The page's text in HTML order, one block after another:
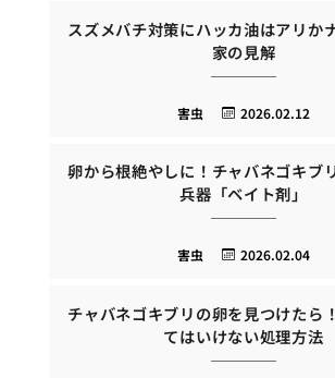
スズメバチ対策にハッカ油はアリか
家の見解
2026.02.12
害虫
卵から根絶やしに！チャバネゴキブ
兵器「ベイト剤」
2026.02.04
害虫
チャバネゴキブリの卵を見つけたら
てはいけない処理方法